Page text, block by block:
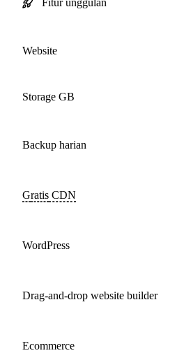
Fitur unggulan
Website
Storage GB
Backup harian
Gratis CDN
WordPress
Drag-and-drop website builder
Ecommerce